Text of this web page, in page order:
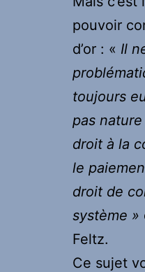
pouvoir
d’or : « Il
toujours
pas
droit à la
le
droit de
système »
Feltz.
Ce sujet